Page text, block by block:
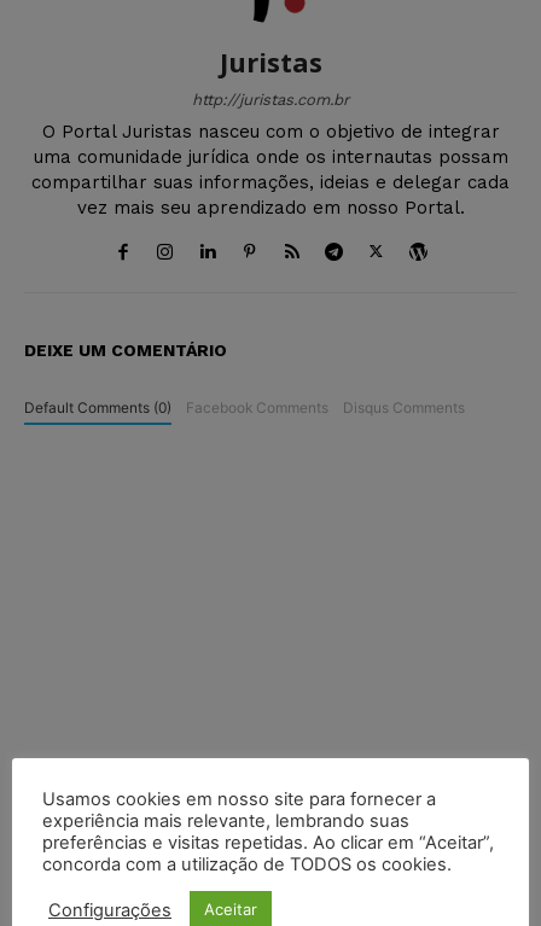
Juristas
http://juristas.com.br
O Portal Juristas nasceu com o objetivo de integrar
uma comunidade jurídica onde os internautas possam
compartilhar suas informações, ideias e delegar cada
vez mais seu aprendizado em nosso Portal.
DEIXE UM COMENTÁRIO
Default Comments (0) Facebook Comments Disqus Comments
Usamos cookies em nosso site para fornecer a
experiência mais relevante, lembrando suas
preferências e visitas repetidas. Ao clicar em “Aceitar”,
concorda com a utilização de TODOS os cookies.
Configurações Aceitar